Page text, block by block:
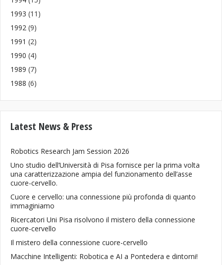
1993 (11)
1992 (9)
1991 (2)
1990 (4)
1989 (7)
1988 (6)
Latest News & Press
Robotics Research Jam Session 2026
Uno studio dell’Università di Pisa fornisce per la prima volta
una caratterizzazione ampia del funzionamento dell’asse
cuore-cervello.
Cuore e cervello: una connessione più profonda di quanto
immaginiamo
Ricercatori Uni Pisa risolvono il mistero della connessione
cuore-cervello
Il mistero della connessione cuore-cervello
Macchine Intelligenti: Robotica e AI a Pontedera e dintorni!